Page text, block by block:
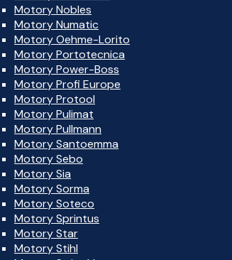
Motory Nobles
Motory Numatic
Motory Oehme-Lorito
Motory Portotecnica
Motory Power-Boss
Motory Profi Europe
Motory Protool
Motory Pulimat
Motory Pullmann
Motory Santoemma
Motory Sebo
Motory Sia
Motory Sorma
Motory Soteco
Motory Sprintus
Motory Star
Motory Stihl